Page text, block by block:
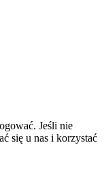
Jeśli nie
się u nas i korzystać